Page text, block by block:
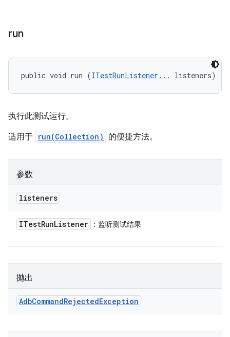
run
public void run (ITestRunListener... listeners)
执行此测试运行。
适用于 run(Collection) 的便捷方法。
参数
listeners
ITestRunListener ：监听测试结果
抛出
AdbCommandRejectedException